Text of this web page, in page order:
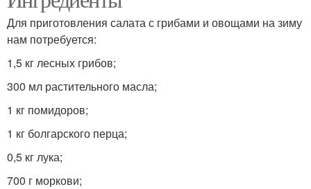
Для приготовления салата с грибами и овощами на зиму
нам потребуется:
1,5 кг лесных грибов;
300 мл растительного масла;
1 кг помидоров;
1 кг болгарского перца;
0,5 кг лука;
700 г моркови;